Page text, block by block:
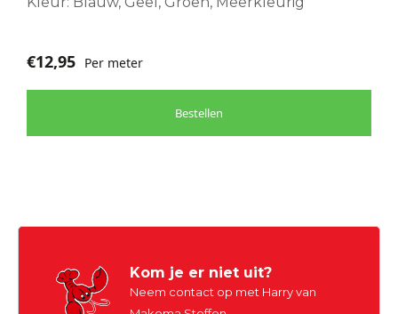
€12,95 Per meter
Bestellen
Kom je er niet uit?
Neem contact op met Harry van